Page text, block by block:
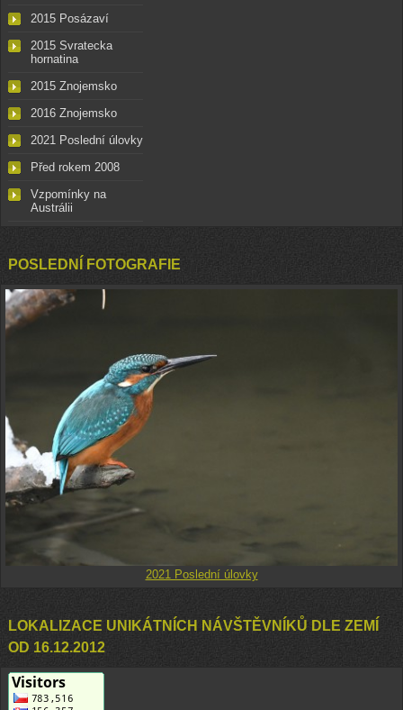
2015 Posázaví
2015 Svratecka
hornatina
2015 Znojemsko
2016 Znojemsko
2021 Poslední úlovky
Před rokem 2008
Vzpomínky na
Austrálii
POSLEDNÍ FOTOGRAFIE
2021 Poslední úlovky
LOKALIZACE UNIKÁTNÍCH NÁVŠTĚVNÍKŮ DLE ZEMÍ
OD 16.12.2012